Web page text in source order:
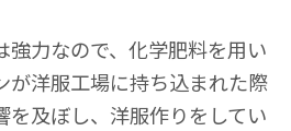
強力なので、化学肥料を用い
が洋服工場に持ち込まれた際
を及ぼし、洋服作りをしてい